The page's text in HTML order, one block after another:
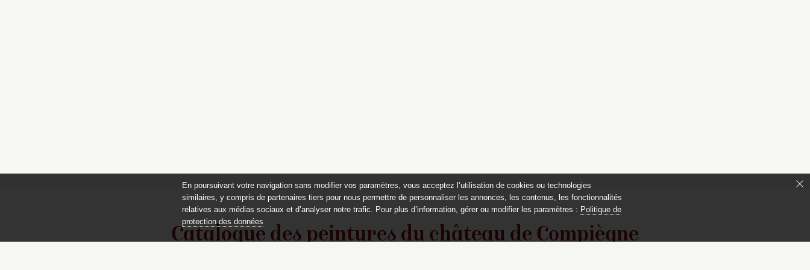
Catalogue des peintures du château de Compiègne
En poursuivant votre navigation sans modifier vos paramètres, vous acceptez l’utilisation de cookies ou technologies
similaires, y compris de partenaires tiers pour nous permettre de personnaliser les annonces, les contenus, les fonctionnalités
relatives aux médias sociaux et d’analyser notre trafic. Pour plus d’information, gérer ou modifier les paramètres : Politique de
protection des données